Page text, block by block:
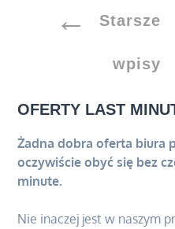
Nawigacja
wpisach
Starsze
wpisy
OFERTY LAST
Żadna dobra oferta biura
oczywiście obyć się bez
minute.
Nie inaczej jest w naszym